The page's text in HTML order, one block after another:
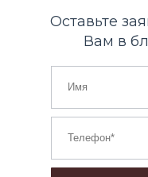
Оставьте
Вам в